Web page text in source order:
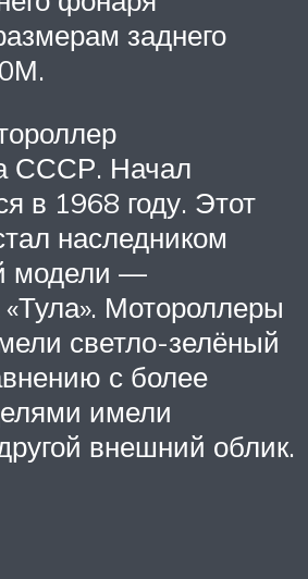
заднего
СССР. Начал
в 1968 году. Этот
наследником
модели —
Мотороллеры
светло-зелёный
с более
имели
внешний облик.